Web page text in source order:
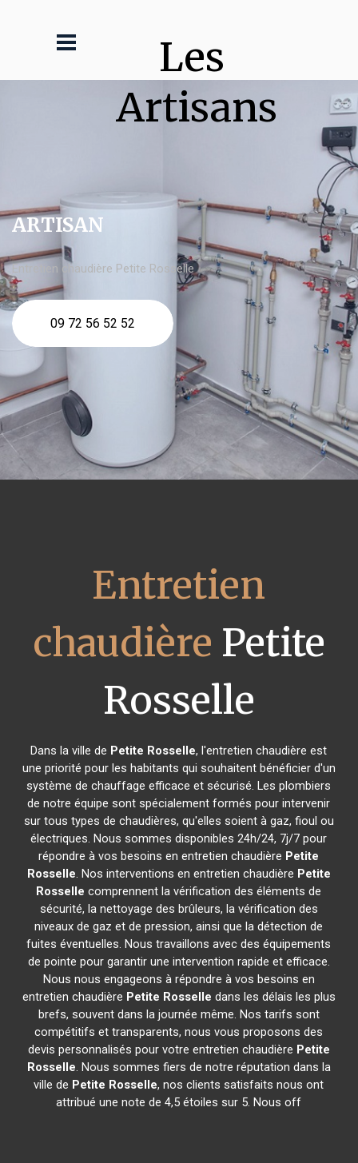
Les
Artisans
ARTISAN
Entretien chaudière Petite Rosselle
09 72 56 52 52
Entretien
chaudière Petite
Rosselle
Dans la ville de Petite Rosselle, l'entretien chaudière est
une priorité pour les habitants qui souhaitent bénéficier d'un
système de chauffage efficace et sécurisé. Les plombiers
de notre équipe sont spécialement formés pour intervenir
sur tous types de chaudières, qu'elles soient à gaz, fioul ou
électriques. Nous sommes disponibles 24h/24, 7j/7 pour
répondre à vos besoins en entretien chaudière Petite
Rosselle. Nos interventions en entretien chaudière Petite
Rosselle comprennent la vérification des éléments de
sécurité, la nettoyage des brûleurs, la vérification des
niveaux de gaz et de pression, ainsi que la détection de
fuites éventuelles. Nous travaillons avec des équipements
de pointe pour garantir une intervention rapide et efficace.
Nous nous engageons à répondre à vos besoins en
entretien chaudière Petite Rosselle dans les délais les plus
brefs, souvent dans la journée même. Nos tarifs sont
compétitifs et transparents, nous vous proposons des
devis personnalisés pour votre entretien chaudière Petite
Rosselle. Nous sommes fiers de notre réputation dans la
ville de Petite Rosselle, nos clients satisfaits nous ont
attribué une note de 4,5 étoiles sur 5. Nous off